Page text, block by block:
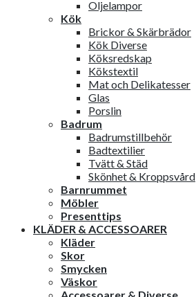
Oljelampor
Kök
Brickor & Skärbrädor
Kök Diverse
Köksredskap
Kökstextil
Mat och Delikatesser
Glas
Porslin
Badrum
Badrumstillbehör
Badtextilier
Tvätt & Städ
Skönhet & Kroppsvård
Barnrummet
Möbler
Presenttips
KLÄDER & ACCESSOARER
Kläder
Skor
Smycken
Väskor